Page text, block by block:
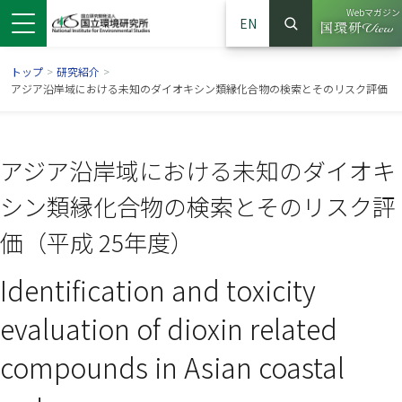
ウで開きます）
ンドウで開きます）
ウインドウで開きます）
EN
サイト内検索
検索
Webマガジン
（別ウイ
トップ > 研究紹介 >
アジア沿岸域における未知のダイオキシン類縁化合物の検索とそのリスク評価
アジア沿岸域における未知のダイオキ
シン類縁化合物の検索とそのリスク評
価（平成 25年度）
Identification and toxicity
evaluation of dioxin related
compounds in Asian coastal